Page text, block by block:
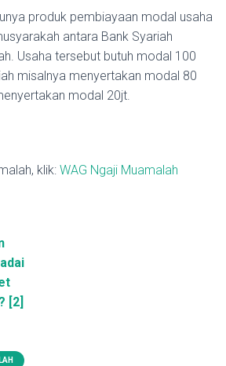
produk pembiayaan modal usaha
antara Bank Syariah
Usaha tersebut butuh modal 100
misalnya menyertakan modal 80
modal 20jt.
klik: WAG Ngaji Muamalah
[2]